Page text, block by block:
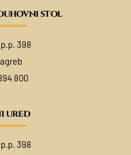
stol
398
800
ured
398